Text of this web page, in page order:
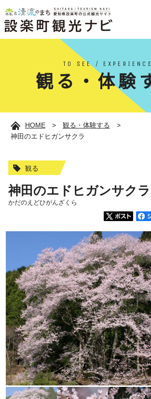
TO SEE / EXPERIENCE
観る・体験
HOME> 観る・体験する
>
神田のエドヒガンサクラ
観る
神田のエドヒガンサクラ
かだのえどひがんざくら